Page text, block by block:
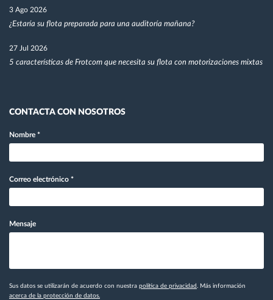
3 Ago 2026
¿Estaría su flota preparada para una auditoría mañana?
27 Jul 2026
5 características de Frotcom que necesita su flota con motorizaciones mixtas
CONTACTA CON NOSOTROS
Nombre *
Correo electrónico *
Mensaje
Sus datos se utilizarán de acuerdo con nuestra política de privacidad . Más información
acerca de la protección de datos.